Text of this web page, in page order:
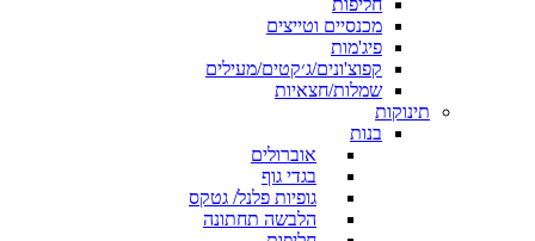
חליפות
מכנסיים וטייצים
פיג'מות
קפוצ'ונים/ג׳קטים/מעילים
שמלות/חצאיות
תינוקות
בנות
אוברולים
בגדי גוף
גופיות פלנל/ גטקס
הלבשה תחתונה